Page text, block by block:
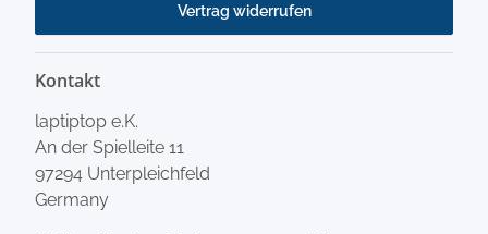
Vertrag widerrufen
Kontakt
laptiptop e.K.
An der Spielleite 11
97294 Unterpleichfeld
Germany